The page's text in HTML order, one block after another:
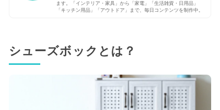
ます。「インテリア・家具」から「家電」「生活雑貨・日用品」
「キッチン用品」「アウトドア」まで、毎日コンテンツを制作中。
シューズボックとは？